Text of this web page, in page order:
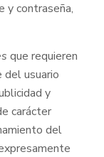
y contraseña,
que requieren
usuario
y
carácter
del